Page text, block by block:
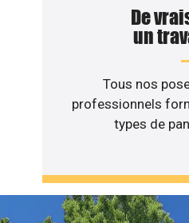
De
un
Tous nos
professionnels
types de